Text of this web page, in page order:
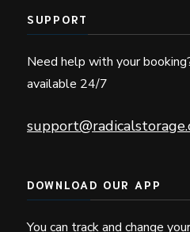
SUPPORT
Need help with your
available 24/7
DOWNLOAD OUR APP
You can track and change